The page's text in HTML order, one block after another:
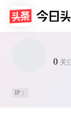
0 关
IP：